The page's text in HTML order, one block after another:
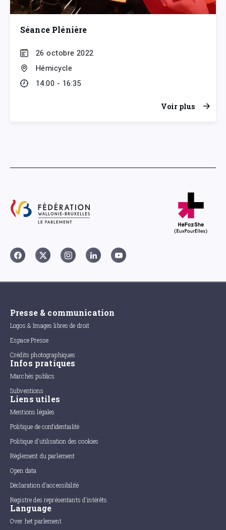
Séance Plénière
26 octobre 2022
Hémicycle
14:00 - 16:35
Voir plus
Presse & communication
Logos & Images libres de droit
Espace Presse
Crédits photographiques
Infos pratiques
Marchés publics
Subventions
Liens utiles
Mentions légales
Politique de confidentialité
Politique d'utilisation des cookies
Règlement du parlement
Open data
Déclaration d'accessibilité
Registre des représentants d'intérêts
Language
Over het parlement